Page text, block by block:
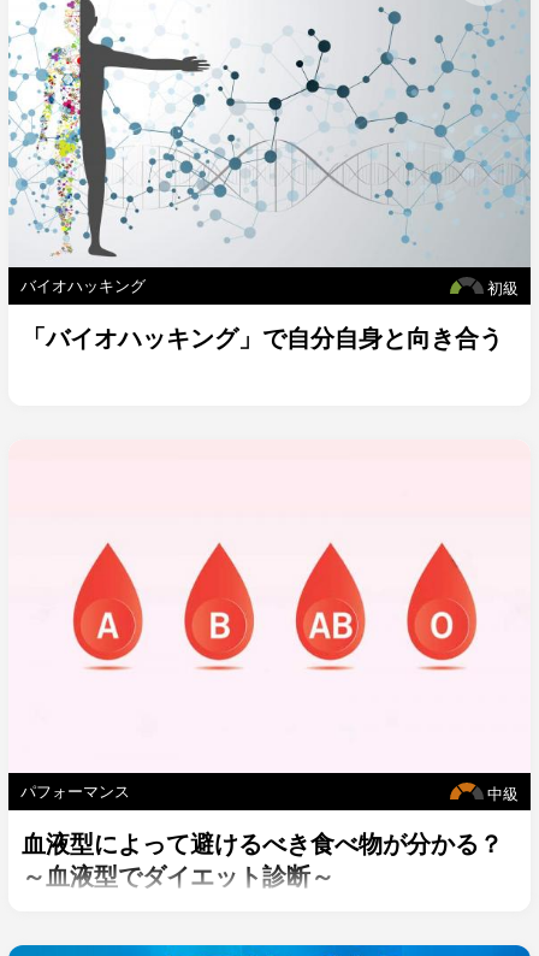
初級
バイオハッキング
「バイオハッキング」で自分自身と向き合う
中級
パフォーマンス
血液型によって避けるべき食べ物が分かる？
～血液型でダイエット診断～